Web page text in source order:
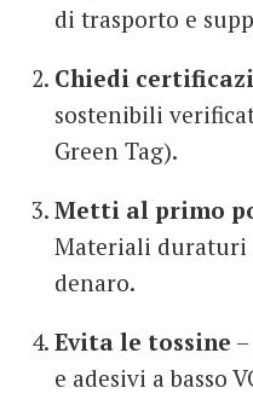
di trasporto e
Chiedi
sostenibili
Green Tag).
Metti al primo
Materiali duraturi
denaro.
Evita le tossine
e adesivi a basso